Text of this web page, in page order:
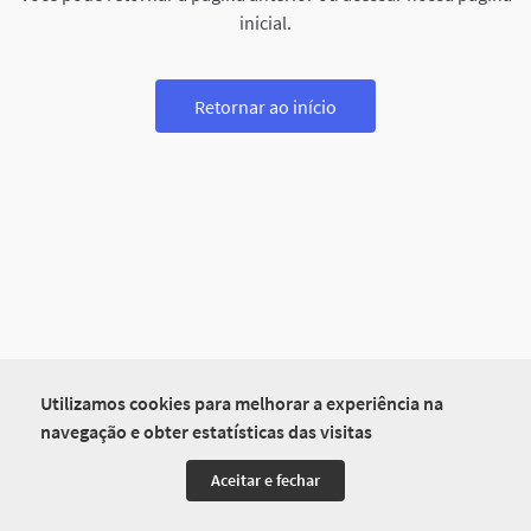
Utilizamos cookies para melhorar a experiência na
navegação e obter estatísticas das visitas
Aceitar e fechar
inicial.
Retornar ao início